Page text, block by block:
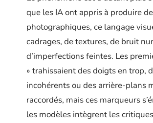
que les IA ont appris à produire
photographiques, ce langage
cadrages, de textures, de bruit
d’imperfections feintes. Les
» trahissaient des doigts en trop,
incohérents ou des arrière-plans
raccordés, mais ces marqueurs
les modèles intègrent les